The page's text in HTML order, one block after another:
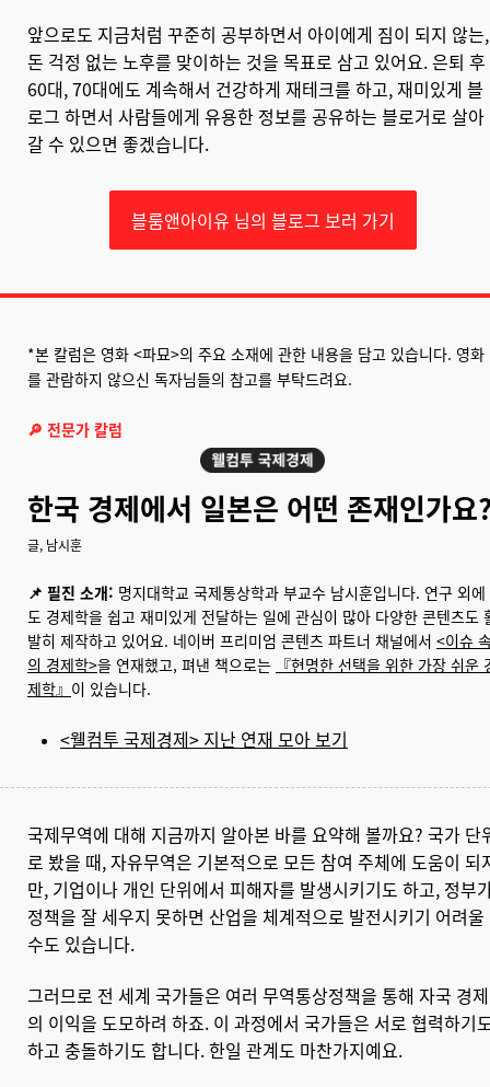
앞으로도 지금처럼 꾸준히 공부하면서 아이에게 짐이 되지 않는,
돈 걱정 없는 노후를 맞이하는 것을 목표로 삼고 있어요. 은퇴 후
60대, 70대에도 계속해서 건강하게 재테크를 하고, 재미있게 블
로그 하면서 사람들에게 유용한 정보를 공유하는 블로거로 살아
갈 수 있으면 좋겠습니다.
블룸앤아이유 님의 블로그 보러 가기
*본 칼럼은 영화 <파묘>의 주요 소재에 관한 내용을 담고 있습니다. 영화
를 관람하지 않으신 독자님들의 참고를 부탁드려요.
🔎 전문가 칼럼
한국 경제에서 일본은 어떤 존재인가요
글, 남시훈
📌 필진 소개: 명지대학교 국제통상학과 부교수 남시훈입니다. 연구 외에
도 경제학을 쉽고 재미있게 전달하는 일에 관심이 많아 다양한 콘텐츠도
발히 제작하고 있어요. 네이버 프리미엄 콘텐츠 파트너 채널에서 <이슈
의 경제학>을 연재했고, 펴낸 책으로는 『현명한 선택을 위한 가장 쉬운
제학』 이 있습니다.
<웰컴투 국제경제> 지난 연재 모아 보기
국제무역에 대해 지금까지 알아본 바를 요약해 볼까요? 국가 단
로 봤을 때, 자유무역은 기본적으로 모든 참여 주체에 도움이 되
만, 기업이나 개인 단위에서 피해자를 발생시키기도 하고, 정부
정책을 잘 세우지 못하면 산업을 체계적으로 발전시키기 어려울
수도 있습니다.
그러므로 전 세계 국가들은 여러 무역통상정책을 통해 자국 경제
의 이익을 도모하려 하죠. 이 과정에서 국가들은 서로 협력하기
하고 충돌하기도 합니다. 한일 관계도 마찬가지예요.